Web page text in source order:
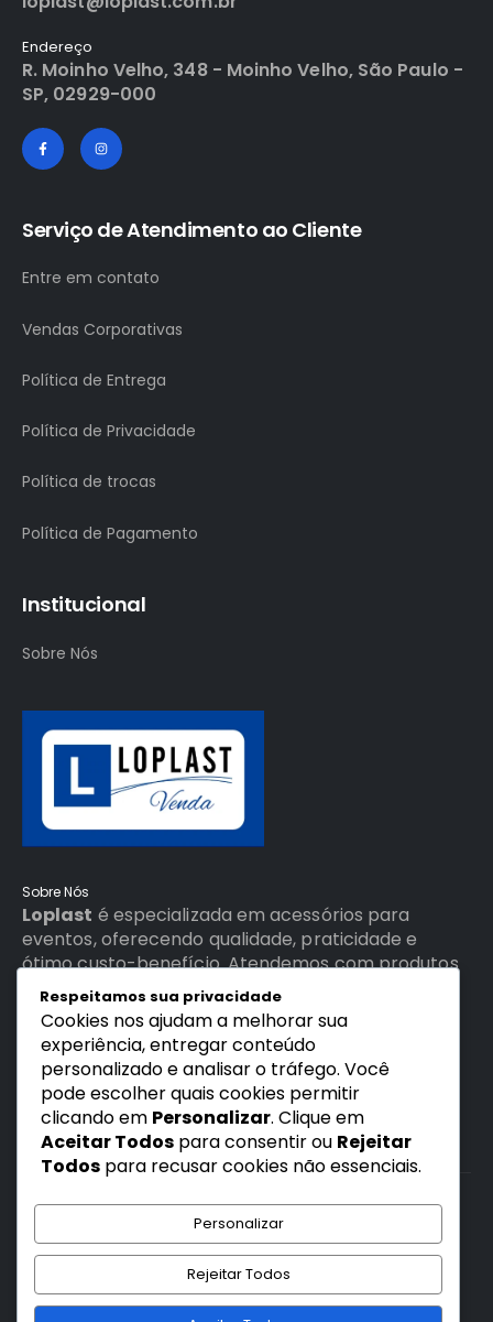
Endereço
R. Moinho Velho, 348 - Moinho Velho, São Paulo -
SP, 02929-000
Serviço de Atendimento ao Cliente
Entre em contato
Vendas Corporativas
Política de Entrega
Política de Privacidade
Política de trocas
Política de Pagamento
Institucional
Sobre Nós
Sobre Nós
Loplast é especializada em acessórios para
eventos, oferecendo qualidade, praticidade e
ótimo custo-benefício. Atendemos com produtos
duráveis e soluções ideais para festas, eventos
corporativos e uso profissional.
© Copyright © 2026 www.loplastvendascom.br, TODOS OS DIREITOS
RESERVADOS
Desenvolvido pela Intedigital.com.br
Respeitamos sua privacidade
Cookies nos ajudam a melhorar sua
experiência, entregar conteúdo
personalizado e analisar o tráfego. Você
pode escolher quais cookies permitir
clicando em Personalizar. Clique em
Aceitar Todos para consentir ou Rejeitar
Todos para recusar cookies não essenciais.
Personalizar
Rejeitar Todos